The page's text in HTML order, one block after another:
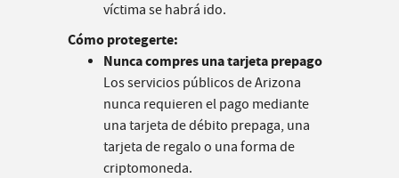
víctima se habrá ido.
Cómo protegerte:
Nunca compres una tarjeta prepago
Los servicios públicos de Arizona
nunca requieren el pago mediante
una tarjeta de débito prepaga, una
tarjeta de regalo o una forma de
criptomoneda.